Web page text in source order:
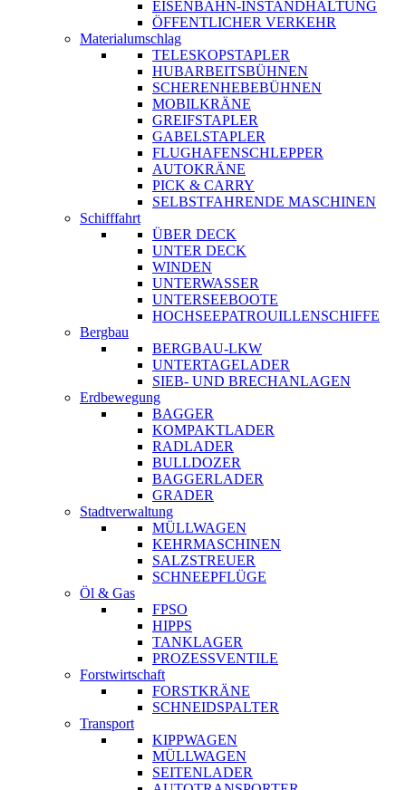
EISENBAHN-INSTANDHALTUNG
ÖFFENTLICHER VERKEHR
Materialumschlag
TELESKOPSTAPLER
HUBARBEITSBÜHNEN
SCHERENHEBEBÜHNEN
MOBILKRÄNE
GREIFSTAPLER
GABELSTAPLER
FLUGHAFENSCHLEPPER
AUTOKRÄNE
PICK & CARRY
SELBSTFAHRENDE MASCHINEN
Schifffahrt
ÜBER DECK
UNTER DECK
WINDEN
UNTERWASSER
UNTERSEEBOOTE
HOCHSEEPATROUILLENSCHIFFE
Bergbau
BERGBAU-LKW
UNTERTAGELADER
SIEB- UND BRECHANLAGEN
Erdbewegung
BAGGER
KOMPAKTLADER
RADLADER
BULLDOZER
BAGGERLADER
GRADER
Stadtverwaltung
MÜLLWAGEN
KEHRMASCHINEN
SALZSTREUER
SCHNEEPFLÜGE
Öl & Gas
FPSO
HIPPS
TANKLAGER
PROZESSVENTILE
Forstwirtschaft
FORSTKRÄNE
SCHNEIDSPALTER
Transport
KIPPWAGEN
MÜLLWAGEN
SEITENLADER